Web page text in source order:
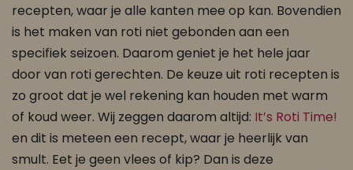
recepten, waar je alle kanten mee op kan. Bovendien
is het maken van roti niet gebonden aan een
specifiek seizoen. Daarom geniet je het hele jaar
door van roti gerechten. De keuze uit roti recepten is
zo groot dat je wel rekening kan houden met warm
of koud weer. Wij zeggen daarom altijd: It’s Roti Time!
en dit is meteen een recept, waar je heerlijk van
smult. Eet je geen vlees of kip? Dan is deze